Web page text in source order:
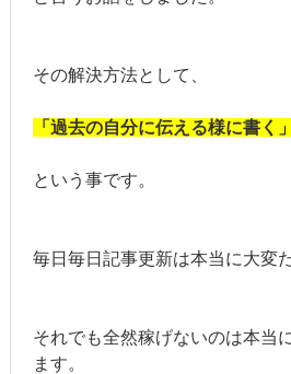
その解決方法として、
「過去の自分に伝える様に書く」
という事です。
毎日毎日記事更新は本当に大変
それでも全然稼げないのは本当
ます。